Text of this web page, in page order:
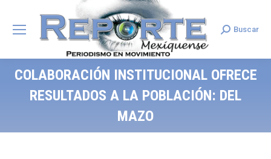
Search:
Buscar
COLABORACIÓN INSTITUCIONAL OFRECE
RESULTADOS A LA POBLACIÓN: DEL
MAZO